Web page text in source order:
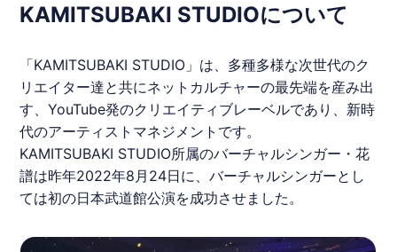
KAMITSUBAKI STUDIOについて
「KAMITSUBAKI STUDIO」は、多種多様な次世代のク
リエイター達と共にネットカルチャーの最先端を産み出
す、YouTube発のクリエイティブレーベルであり、新時
代のアーティストマネジメントです。
KAMITSUBAKI STUDIO所属のバーチャルシンガー・花
譜は昨年2022年8月24日に、バーチャルシンガーとし
ては初の日本武道館公演を成功させました。